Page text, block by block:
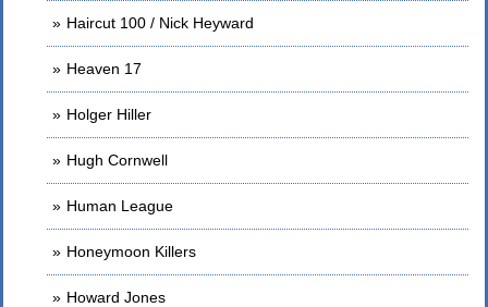
Haircut 100 / Nick Heyward
Heaven 17
Holger Hiller
Hugh Cornwell
Human League
Honeymoon Killers
Howard Jones